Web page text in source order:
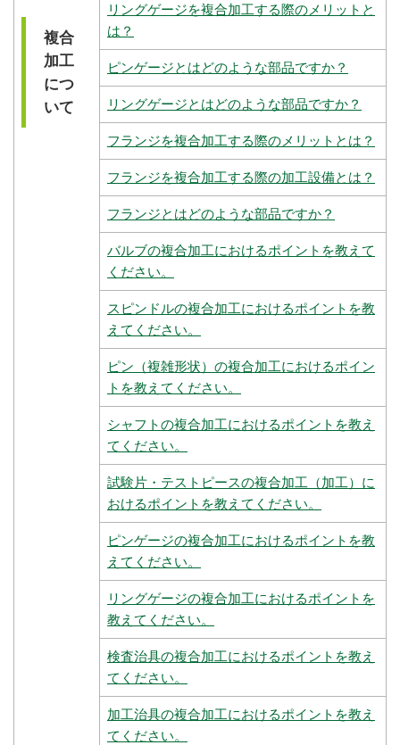
複合
加工
につ
いて
リングゲージを複合加工する際のメリットと
は？
ピンゲージとはどのような部品ですか？
リングゲージとはどのような部品ですか？
フランジを複合加工する際のメリットとは？
フランジを複合加工する際の加工設備とは？
フランジとはどのような部品ですか？
バルブの複合加工におけるポイントを教えて
ください。
スピンドルの複合加工におけるポイントを教
えてください。
ピン（複雑形状）の複合加工におけるポイン
トを教えてください。
シャフトの複合加工におけるポイントを教え
てください。
試験片・テストピースの複合加工（加工）に
おけるポイントを教えてください。
ピンゲージの複合加工におけるポイントを教
えてください。
リングゲージの複合加工におけるポイントを
教えてください。
検査治具の複合加工におけるポイントを教え
てください。
加工治具の複合加工におけるポイントを教え
てください。